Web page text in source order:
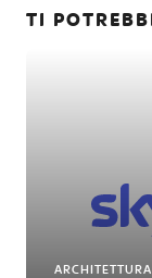
TI
ARCHITETTURA